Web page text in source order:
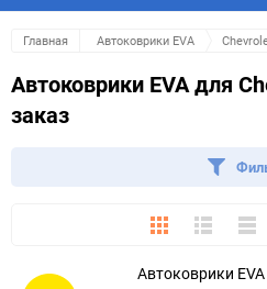
Главная Автоковрики EVA
Автоковрики EVA для
заказ
ПлиткаПодробно
Автоковрики